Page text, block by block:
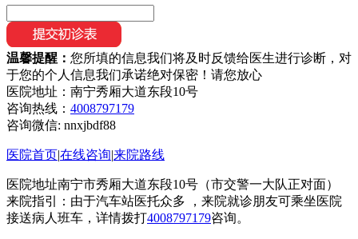
温馨提醒： 您所填的信息我们将及时反馈给医生进行诊断，对
于您的个人信息我们承诺绝对保密！请您放心
医院地址：南宁秀厢大道东段10号
咨询热线： 4008797179
咨询微信: nnxjbdf88
医院首页|在线咨询|来院路线
医院地址南宁市秀厢大道东段10号（市交警一大队正对面）
来院指引：由于汽车站医托众多 ，来院就诊朋友可乘坐医院
接送病人班车，详情拨打4008797179咨询。